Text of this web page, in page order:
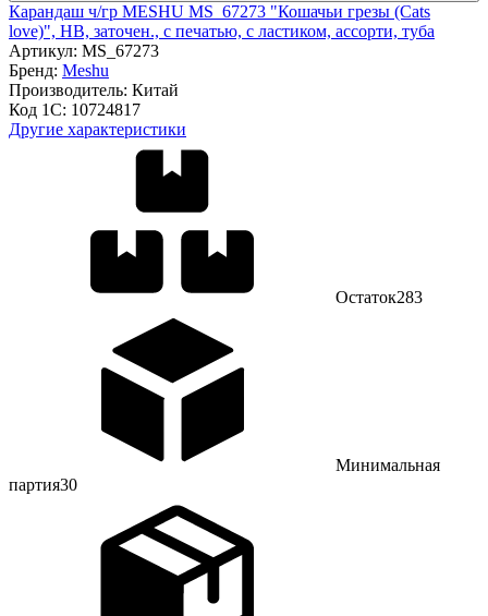
Карандаш ч/гр MESHU MS_67273 "Кошачьи грезы (Cats
love)", HB, заточен., с печатью, с ластиком, ассорти, туба
Артикул: MS_67273
Бренд: Meshu
Производитель: Китай
Код 1С: 10724817
Другие характеристики
Остаток283
Минимальная
партия30